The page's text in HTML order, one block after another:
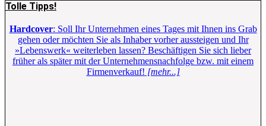
Tolle Tipps!
Hardcover: Soll Ihr Unternehmen eines Tages mit Ihnen ins Grab
gehen oder möchten Sie als Inhaber vorher aussteigen und Ihr
»Lebenswerk« weiterleben lassen? Beschäftigen Sie sich lieber
früher als später mit der Unternehmensnachfolge bzw. mit einem
Firmenverkauf! [mehr...]